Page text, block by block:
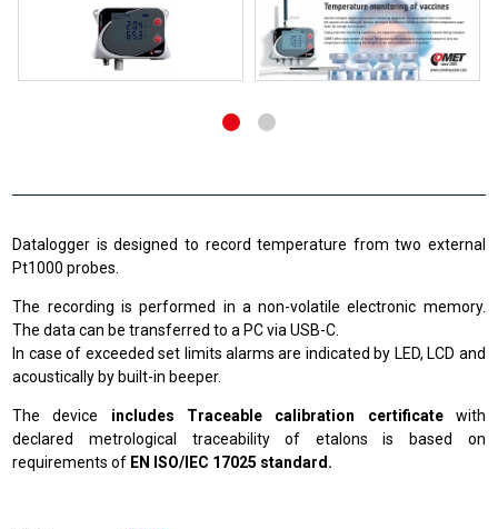
Datalogger is designed to record temperature from two external
Pt1000 probes.
The recording is performed in a non-volatile electronic memory.
The data can be transferred to a PC via USB-C.
In case of exceeded set limits alarms are indicated by LED, LCD and
acoustically by built-in beeper.
The device includes Traceable calibration certificatewith
declared metrological traceability of etalons is based on
requirements of EN ISO/IEC 17025 standard.